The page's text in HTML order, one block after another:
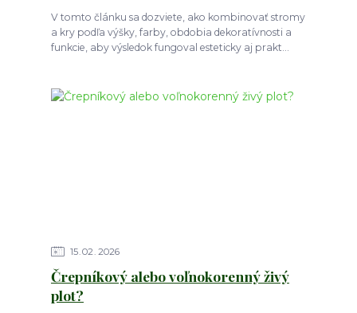
V tomto článku sa dozviete, ako kombinovať stromy
a kry podľa výšky, farby, obdobia dekoratívnosti a
funkcie, aby výsledok fungoval esteticky aj prakt...
15 02 2026
Črepníkový alebo voľnokorenný živý
plot?